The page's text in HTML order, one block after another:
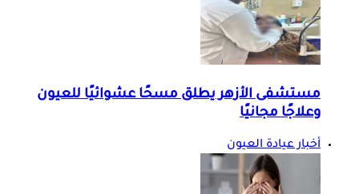
مستشفى الأزهر يطلق مسحًا عشوائيًا للعيون
وعلاجًا مجانيًا
أخبار عيادة العيون